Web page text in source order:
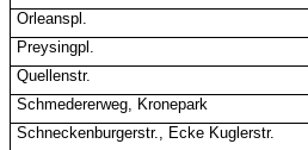
Orleanspl.
Preysingpl.
Quellenstr.
Schmedererweg, Kronepark
Schneckenburgerstr., Ecke Kuglerstr.